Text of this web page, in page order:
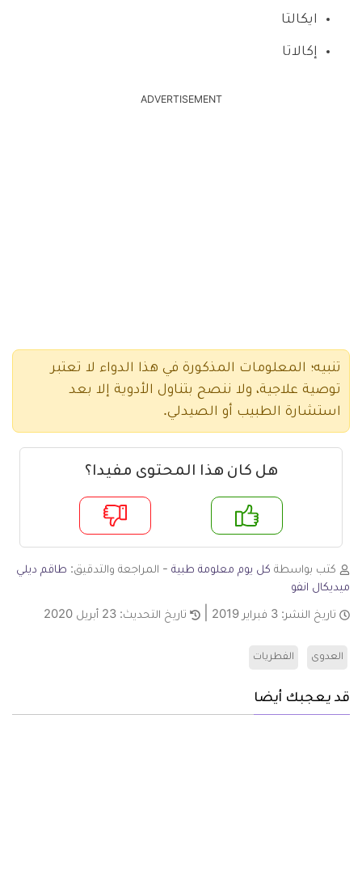
ايكالتا
إكالاتا
ADVERTISEMENT
تنبيه؛ المعلومات المذكورة في هذا الدواء لا تعتبر
توصية علاجية، ولا ننصح بتناول الأدوية إلا بعد
استشارة الطبيب أو الصيدلي.
هل كان هذا المحتوى مفيدا؟
لا
كتب بواسطة كل يوم معلومة طبية - المراجعة والتدقيق: طاقم ديلي
ميديكال انفو
تاريخ النشر: 3 فبراير 2019 تاريخ التحديث: 23 أبريل 2020
العدوى الفطريات
قد يعجبك أيضا